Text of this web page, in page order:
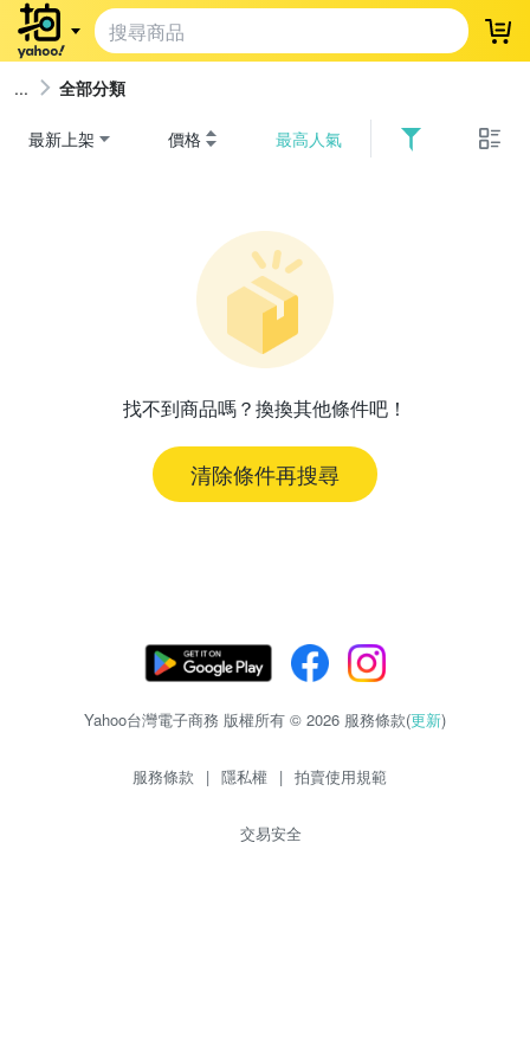
登
全部分類
最新上架 價格 最高人氣
找不到商品嗎？換換其他條件吧！
清除條件再搜尋
Yahoo台灣電子商務 版權所有 © 2026 服務條款(更新)
服務條款 | 隱私權 | 拍賣使用規範
交易安全